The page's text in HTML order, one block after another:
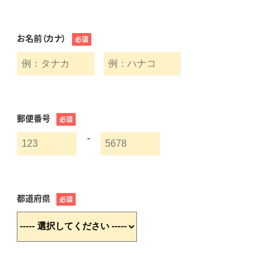
お名前（カナ） 必須
郵便番号 必須
-
都道府県 必須